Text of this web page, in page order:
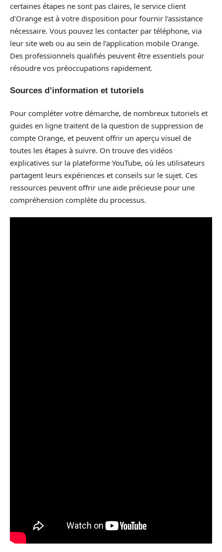
certaines étapes ne sont pas claires, le service client
d’Orange est à votre disposition pour fournir l’assistance
nécessaire. Vous pouvez les contacter par téléphone, via
leur site web ou au sein de l’application mobile Orange.
Des professionnels qualifiés peuvent être essentiels pour
résoudre vos préoccupations rapidement.
Sources d’information et tutoriels
Pour compléter votre démarche, de nombreux tutoriels et
guides en ligne traitent de la question de suppression de
compte Orange, et peuvent offrir un aperçu visuel de
toutes les étapes à suivre. On trouve des vidéos
explicatives sur la plateforme YouTube, où les utilisateurs
partagent leurs expériences et conseils sur le sujet. Ces
ressources peuvent offrir une aide précieuse pour une
compréhension complète du processus.